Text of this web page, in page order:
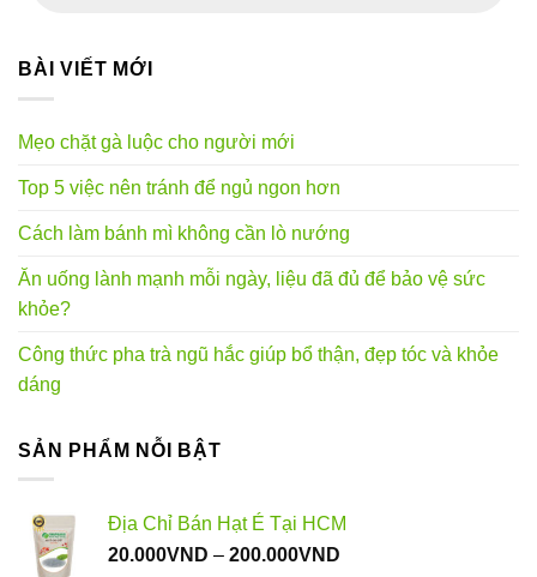
BÀI VIẾT MỚI
Mẹo chặt gà luộc cho người mới
Top 5 việc nên tránh để ngủ ngon hơn
Cách làm bánh mì không cần lò nướng
Ăn uống lành mạnh mỗi ngày, liệu đã đủ để bảo vệ sức
khỏe?
Công thức pha trà ngũ hắc giúp bổ thận, đẹp tóc và khỏe
dáng
SẢN PHẨM NỖI BẬT
Địa Chỉ Bán Hạt É Tại HCM
20.000VND – 200.000VND